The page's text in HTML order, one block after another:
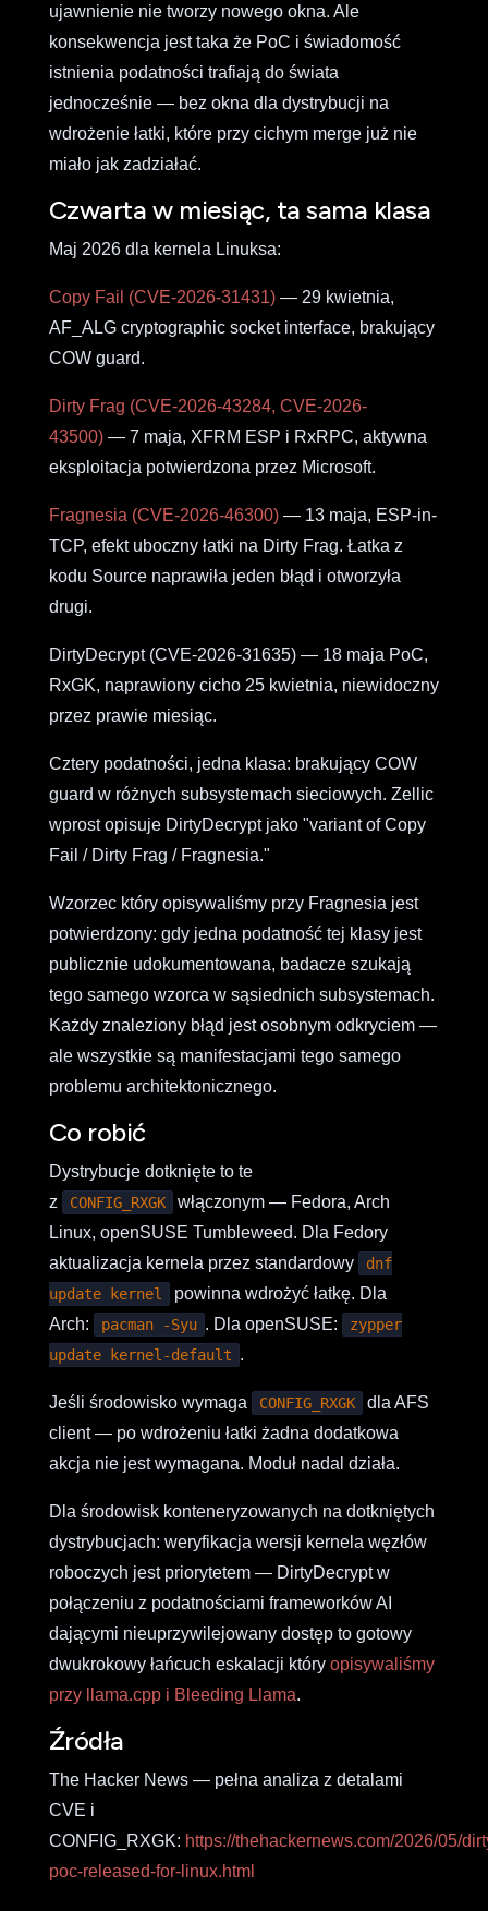
ujawnienie nie tworzy nowego okna. Ale
konsekwencja jest taka że PoC i świadomość
istnienia podatności trafiają do świata
jednocześnie — bez okna dla dystrybucji na
wdrożenie łatki, które przy cichym merge już nie
miało jak zadziałać.
Czwarta w miesiąc, ta sama klasa
Maj 2026 dla kernela Linuksa:
Copy Fail (CVE-2026-31431)— 29 kwietnia,
AF_ALG cryptographic socket interface, brakujący
COW guard.
Dirty Frag (CVE-2026-43284, CVE-2026-
43500)— 7 maja, XFRM ESP i RxRPC, aktywna
eksploitacja potwierdzona przez Microsoft.
Fragnesia (CVE-2026-46300)— 13 maja, ESP-in-
TCP, efekt uboczny łatki na Dirty Frag. Łatka z
kodu Source naprawiła jeden błąd i otworzyła
drugi.
DirtyDecrypt (CVE-2026-31635) — 18 maja PoC,
RxGK, naprawiony cicho 25 kwietnia, niewidoczny
przez prawie miesiąc.
Cztery podatności, jedna klasa: brakujący COW
guard w różnych subsystemach sieciowych. Zellic
wprost opisuje DirtyDecrypt jako "variant of Copy
Fail / Dirty Frag / Fragnesia."
Wzorzec który opisywaliśmy przy Fragnesia jest
potwierdzony: gdy jedna podatność tej klasy jest
publicznie udokumentowana, badacze szukają
tego samego wzorca w sąsiednich subsystemach.
Każdy znaleziony błąd jest osobnym odkryciem —
ale wszystkie są manifestacjami tego samego
problemu architektonicznego.
Co robić
Dystrybucje dotknięte to te
z
CONFIG_RXGK
włączonym — Fedora, Arch
Linux, openSUSE Tumbleweed. Dla Fedory
aktualizacja kernela przez standardowy
dnf
update kernel
powinna wdrożyć łatkę. Dla
Arch:
pacman -Syu . Dla openSUSE:
zypper
update kernel-default .
Jeśli środowisko wymaga CONFIG_RXGK
dla AFS
client — po wdrożeniu łatki żadna dodatkowa
akcja nie jest wymagana. Moduł nadal działa.
Dla środowisk konteneryzowanych na dotkniętych
dystrybucjach: weryfikacja wersji kernela węzłów
roboczych jest priorytetem — DirtyDecrypt w
połączeniu z podatnościami frameworków AI
dającymi nieuprzywilejowany dostęp to gotowy
dwukrokowy łańcuch eskalacji który opisywaliśmy
przy llama.cpp i Bleeding Llama.
Źródła
The Hacker News — pełna analiza z detalami
CVE i
CONFIG_RXGK: https://thehackernews.com/2026/05/
poc-released-for-linux.html